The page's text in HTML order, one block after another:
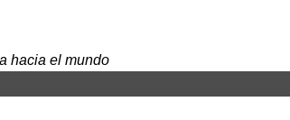
hacia el mundo